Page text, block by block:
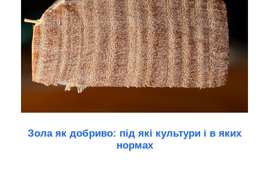
Зола як добриво: під які культури і в яких
нормах